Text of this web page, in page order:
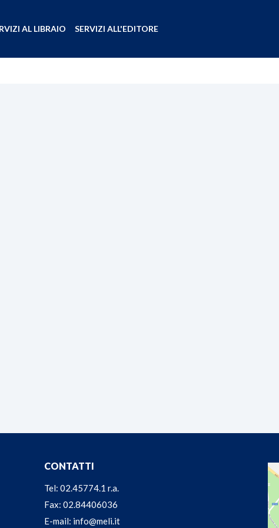
AL LIBRAIO SERVIZI ALL'EDITORE
CONTATTI
Tel: 02.45774.1 r.a.
Fax: 02.84406036
E-mail: info@meli.it